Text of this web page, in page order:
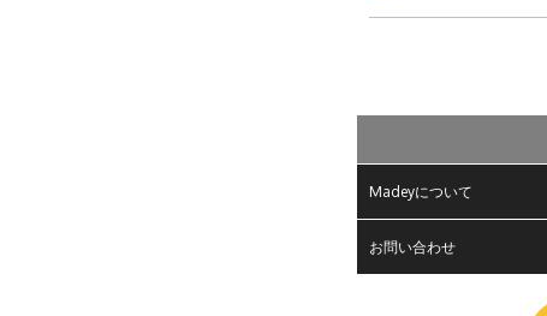
Madeyについて
お問い合わせ